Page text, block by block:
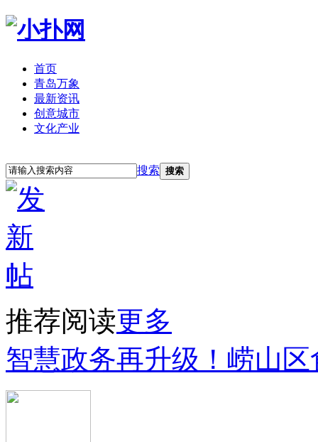
首页
青岛万象
最新资讯
创意城市
文化产业
搜索 搜索
推荐阅读更多
智慧政务再升级！崂山